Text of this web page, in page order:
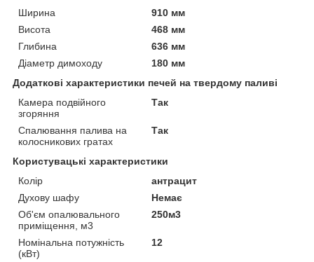
Ширина
910 мм
Висота
468 мм
Глибина
636 мм
Діаметр димоходу
180 мм
Додаткові характеристики печей на твердому паливі
Камера подвійного
згоряння
Так
Спалювання палива на
колосникових гратах
Так
Користувацькі характеристики
Колір
антрацит
Духову шафу
Немає
Об'єм опалювального
приміщення, м3
250м3
Номінальна потужність
(кВт)
12